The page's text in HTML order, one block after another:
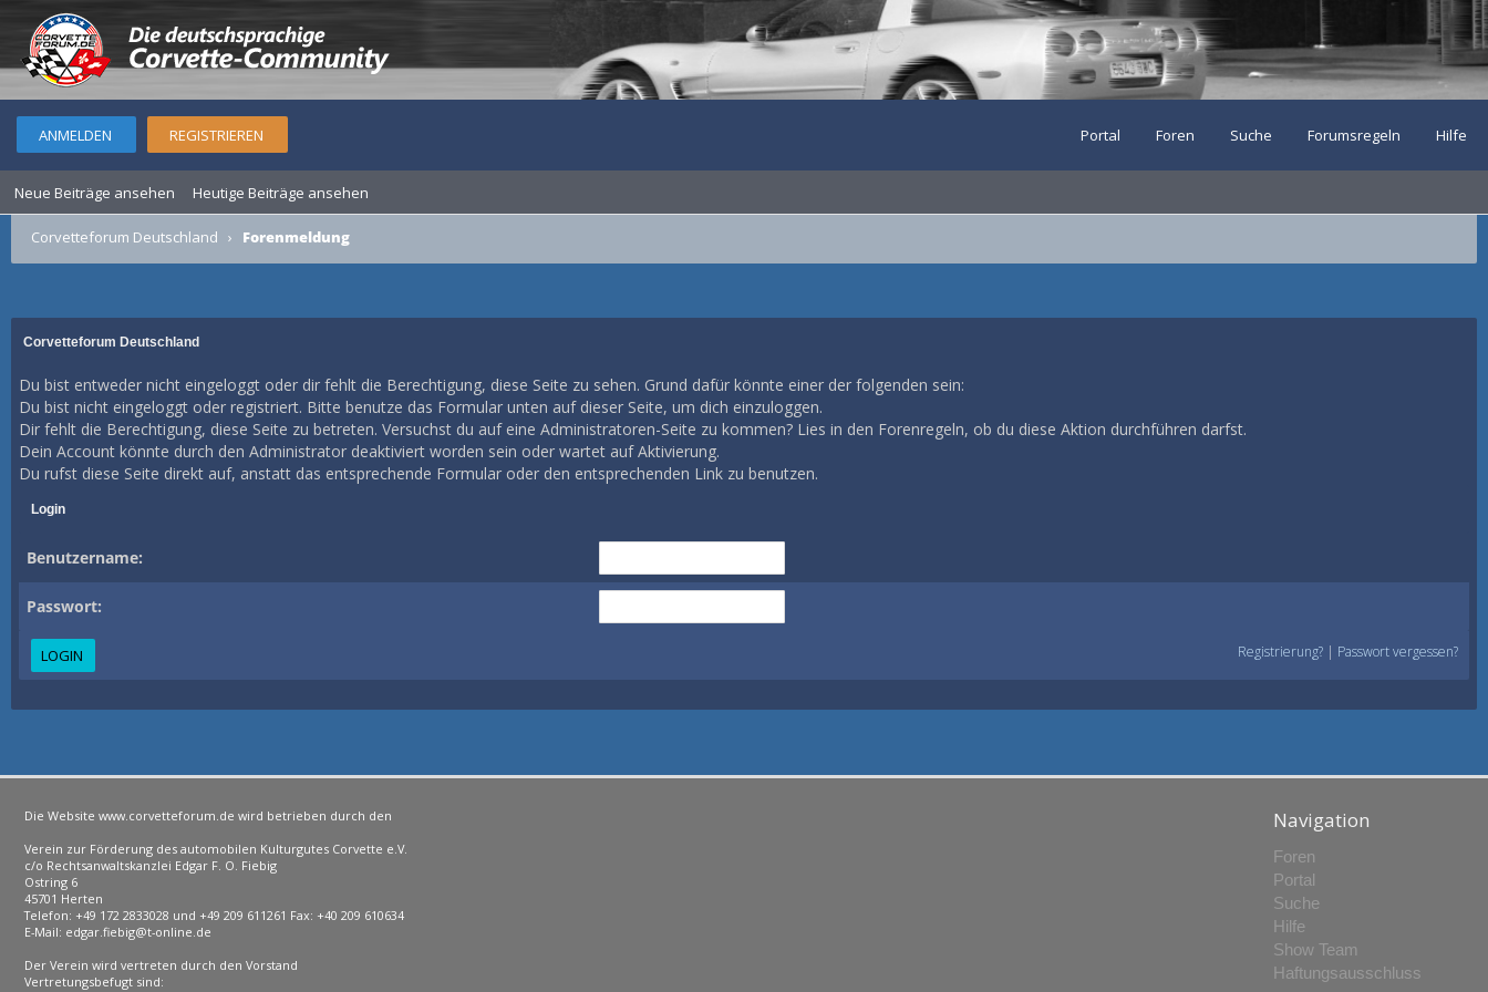
ANMELDEN REGISTRIEREN Portal Foren Suche Forumsregeln Hilfe
Neue Beiträge ansehen Heutige Beiträge ansehen
Corvetteforum Deutschland › Forenmeldung
Corvetteforum Deutschland
Du bist entweder nicht eingeloggt oder dir fehlt die Berechtigung, diese Seite zu sehen. Grund dafür könnte einer der folgenden sein:
Du bist nicht eingeloggt oder registriert. Bitte benutze das Formular unten auf dieser Seite, um dich einzuloggen.
Dir fehlt die Berechtigung, diese Seite zu betreten. Versuchst du auf eine Administratoren-Seite zu kommen? Lies in den Forenregeln, ob du diese Aktion durchführen darfst.
Dein Account könnte durch den Administrator deaktiviert worden sein oder wartet auf Aktivierung.
Du rufst diese Seite direkt auf, anstatt das entsprechende Formular oder den entsprechenden Link zu benutzen.
Login
Benutzername:
Passwort:
Registrierung? | Passwort vergessen?
Navigation
Foren
Portal
Suche
Hilfe
Show Team
Haftungsausschluss
Die Website www.corvetteforum.de wird betrieben durch den
Verein zur Förderung des automobilen Kulturgutes Corvette e.V.
c/o Rechtsanwaltskanzlei Edgar F. O. Fiebig
Ostring 6
45701 Herten
Telefon: +49 172 2833028 und +49 209 611261 Fax: +40 209 610634
E-Mail: edgar.fiebig@t-online.de
Der Verein wird vertreten durch den Vorstand
Vertretungsbefugt sind: